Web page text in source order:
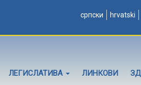
српски hrvatski
ЛЕГИСЛАТИВА ЛИНКОВИ